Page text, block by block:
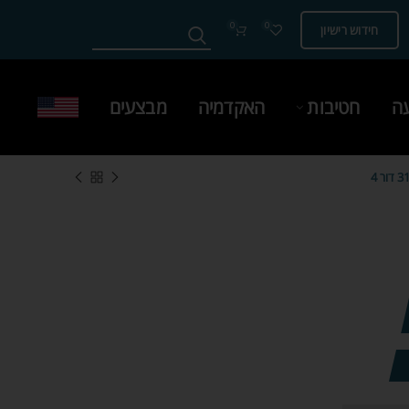
חידוש רישיון 0
0
חטיבות האקדמיה מבצעים